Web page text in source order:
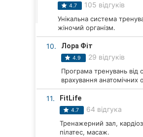
Полтава
Черкаси
4.7 105 відгуків
Унікальна система
жіночий організм.
10. Лора Фіт
4.9 29 відгуків
Програма тренувань від
врахування анатомічних
11. FitLife
4.7 64 відгука
Тренажерний зал,
пілатес, масаж.